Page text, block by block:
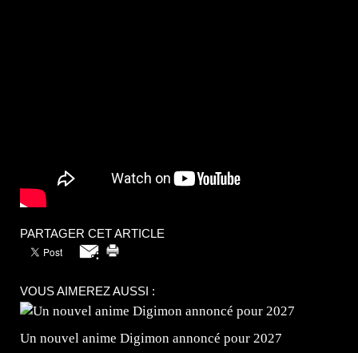
PARTAGER CET ARTICLE
VOUS AIMEREZ AUSSI :
Un nouvel anime Digimon annoncé pour 2027